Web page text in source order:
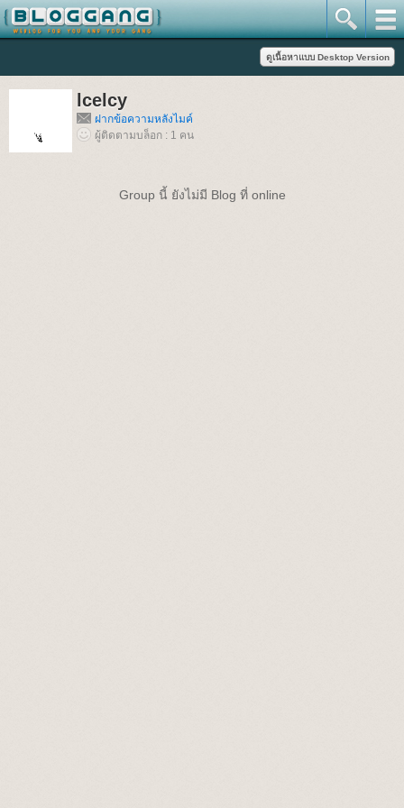
lcelcy
ฝากข้อความหลังไมค์
ผู้ติดตามบล็อก : 1 คน
Group นี้ ยังไม่มี Blog ที่ online